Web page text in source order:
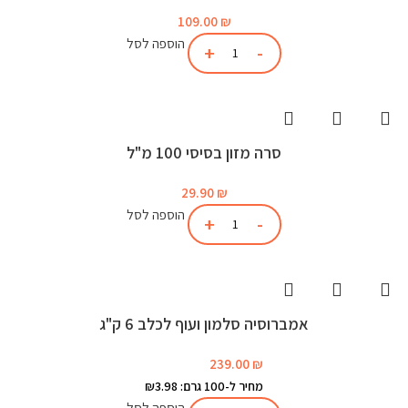
109.00 ₪
הוספה לסל
סרה מזון בסיסי 100 מ"ל
29.90 ₪
הוספה לסל
אמברוסיה סלמון ועוף לכלב 6 ק"ג
239.00 ₪
מחיר ל-100 גרם: ₪3.98